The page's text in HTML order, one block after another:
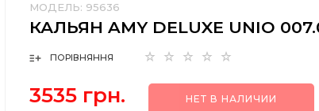
МОДЕЛЬ: 95636
КАЛЬЯН AMY DELUXE UNIO
ПОРІВНЯННЯ
3535 грн. НЕТ В НАЛИЧИИ